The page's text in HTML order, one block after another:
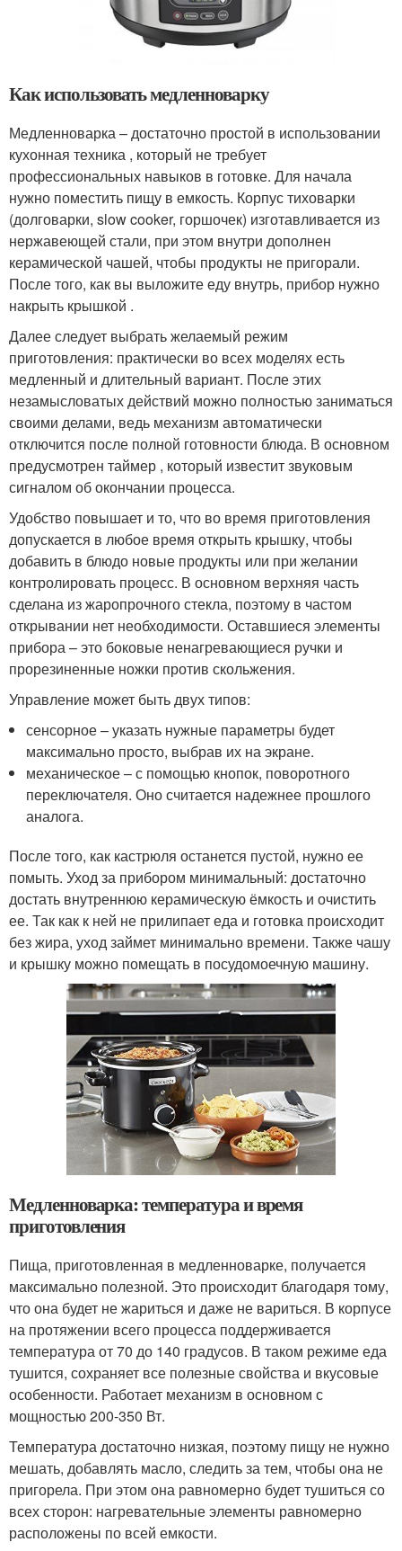
Как использовать медленноварку
Медленноварка – достаточно простой в использовании
кухонная техника , который не требует
профессиональных навыков в готовке. Для начала
нужно поместить пищу в емкость. Корпус тиховарки
(долговарки, slow cooker, горшочек) изготавливается из
нержавеющей стали, при этом внутри дополнен
керамической чашей, чтобы продукты не пригорали.
После того, как вы выложите еду внутрь, прибор нужно
накрыть крышкой .
Далее следует выбрать желаемый режим
приготовления: практически во всех моделях есть
медленный и длительный вариант. После этих
незамысловатых действий можно полностью заниматься
своими делами, ведь механизм автоматически
отключится после полной готовности блюда. В основном
предусмотрен таймер , который известит звуковым
сигналом об окончании процесса.
Удобство повышает и то, что во время приготовления
допускается в любое время открыть крышку, чтобы
добавить в блюдо новые продукты или при желании
контролировать процесс. В основном верхняя часть
сделана из жаропрочного стекла, поэтому в частом
открывании нет необходимости. Оставшиеся элементы
прибора – это боковые ненагревающиеся ручки и
прорезиненные ножки против скольжения.
Управление может быть двух типов:
сенсорное – указать нужные параметры будет
максимально просто, выбрав их на экране.
механическое – с помощью кнопок, поворотного
переключателя. Оно считается надежнее прошлого
аналога.
После того, как кастрюля останется пустой, нужно ее
помыть. Уход за прибором минимальный: достаточно
достать внутреннюю керамическую ёмкость и очистить
ее. Так как к ней не прилипает еда и готовка происходит
без жира, уход займет минимально времени. Также чашу
и крышку можно помещать в посудомоечную машину.
Медленноварка: температура и время
приготовления
Пища, приготовленная в медленноварке, получается
максимально полезной. Это происходит благодаря тому,
что она будет не жариться и даже не вариться. В корпусе
на протяжении всего процесса поддерживается
температура от 70 до 140 градусов. В таком режиме еда
тушится, сохраняет все полезные свойства и вкусовые
особенности. Работает механизм в основном с
мощностью 200-350 Вт.
Температура достаточно низкая, поэтому пищу не нужно
мешать, добавлять масло, следить за тем, чтобы она не
пригорела. При этом она равномерно будет тушиться со
всех сторон: нагревательные элементы равномерно
расположены по всей емкости.